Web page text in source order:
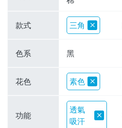
款式 三角
色系 黑
花色 素色
功能
透氣
吸汗